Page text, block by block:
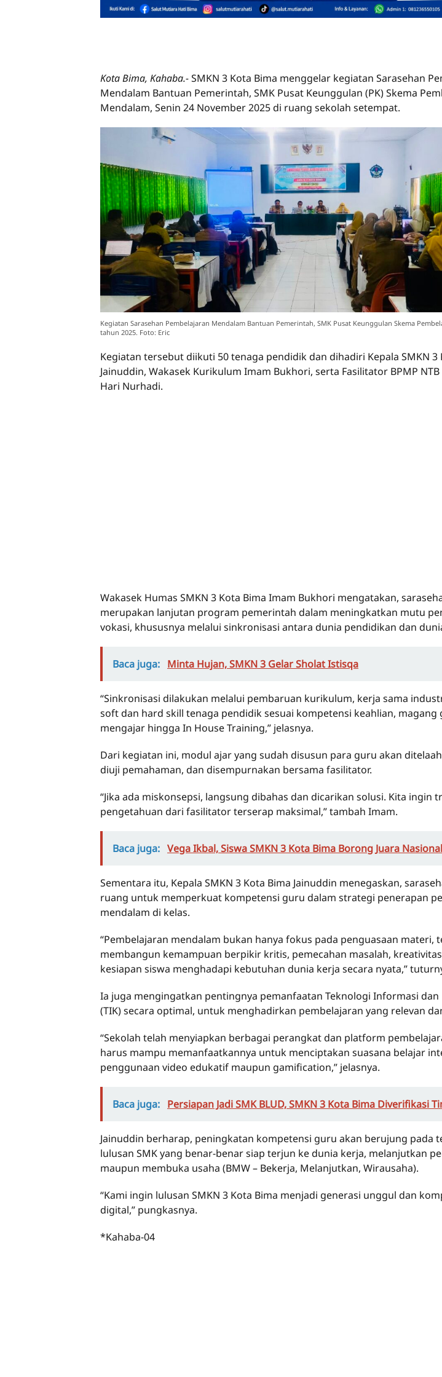
Kota Bima, Kahaba.-SMKN 3 Kota Bima menggelar kegiatan Sarasehan
Mendalam Bantuan Pemerintah, SMK Pusat Keunggulan (PK) Skema
Mendalam, Senin 24 November 2025 di ruang sekolah setempat.
Kegiatan Sarasehan Pembelajaran Mendalam Bantuan Pemerintah, SMK Pusat Keunggulan Skema
tahun 2025. Foto: Eric
Kegiatan tersebut diikuti 50 tenaga pendidik dan dihadiri Kepala SMKN 3
Jainuddin, Wakasek Kurikulum Imam Bukhori, serta Fasilitator BPMP
Hari Nurhadi.
Wakasek Humas SMKN 3 Kota Bima Imam Bukhori mengatakan,
merupakan lanjutan program pemerintah dalam meningkatkan mutu
vokasi, khususnya melalui sinkronisasi antara dunia pendidikan dan
Baca juga: Minta Hujan, SMKN 3 Gelar Sholat Istisqa
“Sinkronisasi dilakukan melalui pembaruan kurikulum, kerja sama
soft dan hard skill tenaga pendidik sesuai kompetensi keahlian, magang
mengajar hingga In House Training,” jelasnya.
Dari kegiatan ini, modul ajar yang sudah disusun para guru akan
diuji pemahaman, dan disempurnakan bersama fasilitator.
“Jika ada miskonsepsi, langsung dibahas dan dicarikan solusi. Kita ingin
pengetahuan dari fasilitator terserap maksimal,” tambah Imam.
Baca juga: Vega Ikbal, Siswa SMKN 3 Kota Bima Borong Juara Nasional
Sementara itu, Kepala SMKN 3 Kota Bima Jainuddin menegaskan,
ruang untuk memperkuat kompetensi guru dalam strategi penerapan
mendalam di kelas.
“Pembelajaran mendalam bukan hanya fokus pada penguasaan materi,
membangun kemampuan berpikir kritis, pemecahan masalah,
kesiapan siswa menghadapi kebutuhan dunia kerja secara nyata,”
Ia juga mengingatkan pentingnya pemanfaatan Teknologi Informasi dan
(TIK) secara optimal, untuk menghadirkan pembelajaran yang relevan
“Sekolah telah menyiapkan berbagai perangkat dan platform
harus mampu memanfaatkannya untuk menciptakan suasana belajar
penggunaan video edukatif maupun gamification,” jelasnya.
Baca juga: Persiapan Jadi SMK BLUD, SMKN 3 Kota Bima Diverifikasi
Jainuddin berharap, peningkatan kompetensi guru akan berujung pada
lulusan SMK yang benar-benar siap terjun ke dunia kerja, melanjutkan
maupun membuka usaha (BMW – Bekerja, Melanjutkan, Wirausaha).
“Kami ingin lulusan SMKN 3 Kota Bima menjadi generasi unggul dan
digital,” pungkasnya.
*Kahaba-04